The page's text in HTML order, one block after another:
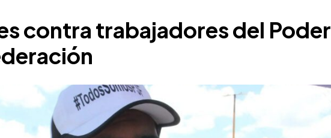
contra trabajadores del Poder